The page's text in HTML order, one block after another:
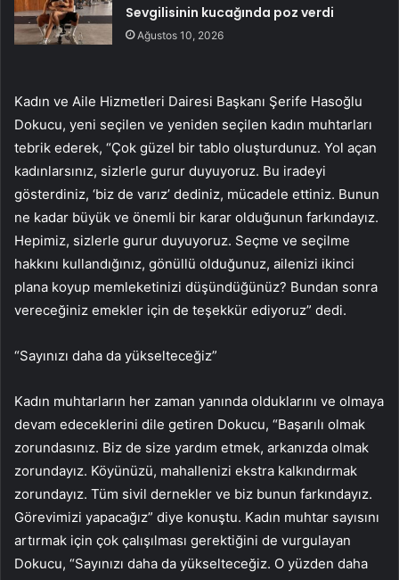
Sevgilisinin kucağında poz verdi
Ağustos 10, 2026
Kadın ve Aile Hizmetleri Dairesi Başkanı Şerife Hasoğlu
Dokucu, yeni seçilen ve yeniden seçilen kadın muhtarları
tebrik ederek, “Çok güzel bir tablo oluşturdunuz. Yol açan
kadınlarsınız, sizlerle gurur duyuyoruz. Bu iradeyi
gösterdiniz, ‘biz de varız’ dediniz, mücadele ettiniz. Bunun
ne kadar büyük ve önemli bir karar olduğunun farkındayız.
Hepimiz, sizlerle gurur duyuyoruz. Seçme ve seçilme
hakkını kullandığınız, gönüllü olduğunuz, ailenizi ikinci
plana koyup memleketinizi düşündüğünüz? Bundan sonra
vereceğiniz emekler için de teşekkür ediyoruz” dedi.
“Sayınızı daha da yükselteceğiz”
Kadın muhtarların her zaman yanında olduklarını ve olmaya
devam edeceklerini dile getiren Dokucu, “Başarılı olmak
zorundasınız. Biz de size yardım etmek, arkanızda olmak
zorundayız. Köyünüzü, mahallenizi ekstra kalkındırmak
zorundayız. Tüm sivil dernekler ve biz bunun farkındayız.
Görevimizi yapacağız” diye konuştu. Kadın muhtar sayısını
artırmak için çok çalışılması gerektiğini de vurgulayan
Dokucu, “Sayınızı daha da yükselteceğiz. O yüzden daha